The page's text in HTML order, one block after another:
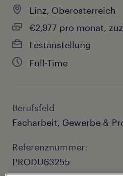
Linz, Oberosterreich
€2,977 pro monat,
Festanstellung
Full-Time
Berufsfeld
Facharbeit, Gewerbe &
Referenznummer:
PRODU63255